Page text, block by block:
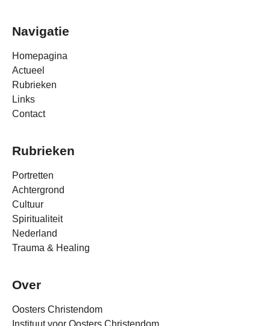
Navigatie
Homepagina
Actueel
Rubrieken
Links
Contact
Rubrieken
Portretten
Achtergrond
Cultuur
Spiritualiteit
Nederland
Trauma & Healing
Over
Oosters Christendom
Instituut voor Oosters Christendom